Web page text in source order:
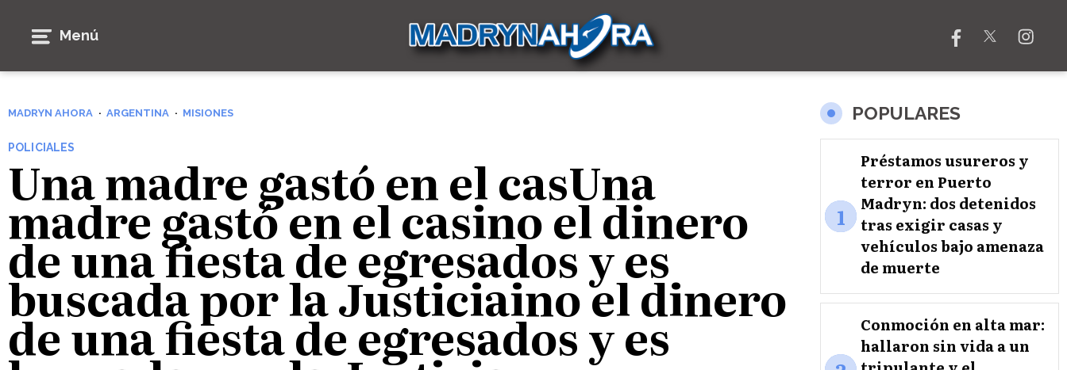
Menú
MADRYN AHORA ARGENTINA MISIONES
POLICIALES
Una madre gastó en el casUna
madre gastó en el casino el dinero
de una fiesta de egresados y es
buscada por la Justiciaino el dinero
de una fiesta de egresados y es
POPULARES
1
Préstamos usureros y
terror en Puerto
Madryn: dos detenidos
tras exigir casas y
vehículos bajo amenaza
de muerte
Conmoción en alta mar:
hallaron sin vida a un